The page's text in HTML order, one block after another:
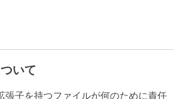
いて
張子を持つファイルが何のために責任